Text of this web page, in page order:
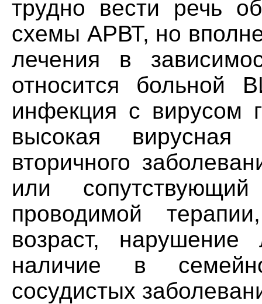
трудно вести речь
схемы АРВТ, но
лечения в
относится больной
инфекция с вирусом
высокая вирусная
вторичного
или
проводимой
возраст, нарушение
наличие в
сосудистых